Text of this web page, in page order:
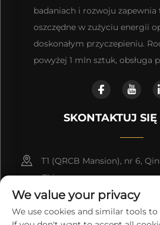
badaniach i rozwoju zapewnia
oszczędne w zużyciu energii
doskonałym przyczepieniu.
powyżej 1 mln sztuk, obsługa
SKONTAKTUJ
T1 (QRCB Mansion), nr 6,
Chiny
+86-18660280181
We value your privacy
We use cookies and similar tools